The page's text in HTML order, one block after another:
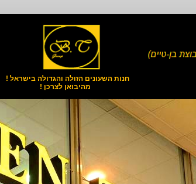
חנות השעונים הזולה והגדולה בישראל !
מהיבואן לצרכן !